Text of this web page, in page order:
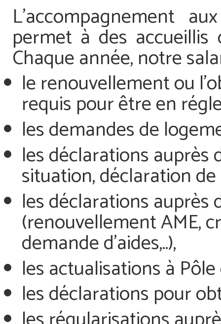
L’accompagnement
permet à des
Chaque année, notre
le renouvellement ou
requis pour être en
les demandes de
les déclarations auprès
situation, déclaration de
les déclarations auprès
(renouvellement AME,
demande d’aides,..),
les actualisations à
les déclarations pour